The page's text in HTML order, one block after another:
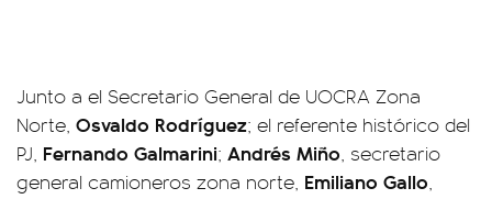
Junto a el Secretario General de UOCRA Zona
Norte, Osvaldo Rodríguez; el referente histórico del
PJ, Fernando Galmarini; Andrés Miño, secretario
general camioneros zona norte, Emiliano Gallo,